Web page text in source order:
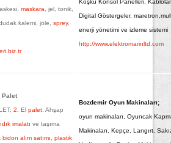
maskara , jel, tonik,
kalemi, jöle, sprey,
Köşkü Konsol Panelleri,
Digital Göstergeler,
enerji yönetimi ve izleme sistemi
http://www.elektromarinltd.com
Palet
2. El palet, Ahşap
imalatı ve taşıma
alım satımı plastik
Bozdemir Oyun Makinaları;
oyun makinaları, Oyuncak
Makinaları, Kepçe, Langırt,